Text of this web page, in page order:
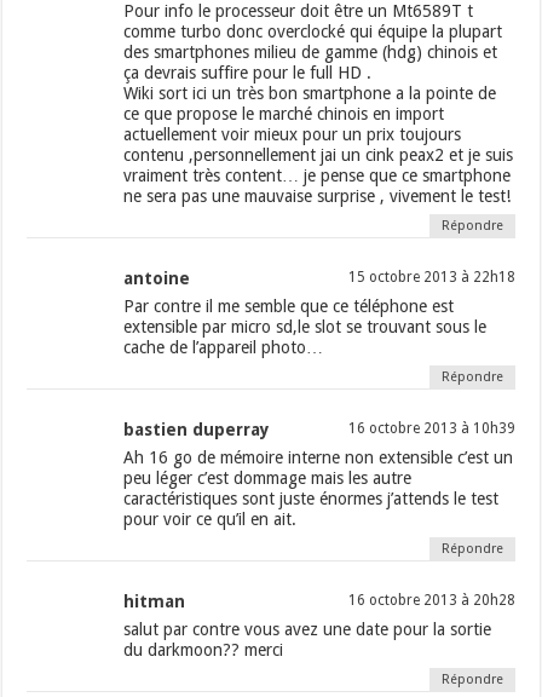
Pour info le processeur doit être un Mt6589T t
comme turbo donc overclocké qui équipe la plupart
des smartphones milieu de gamme (hdg) chinois et
ça devrais suffire pour le full HD .
Wiki sort ici un très bon smartphone a la pointe de
ce que propose le marché chinois en import
actuellement voir mieux pour un prix toujours
contenu ,personnellement jai un cink peax2 et je suis
vraiment très content… je pense que ce smartphone
ne sera pas une mauvaise surprise , vivement le test!
Répondre
antoine 15 octobre 2013 à 22h18
Par contre il me semble que ce téléphone est
extensible par micro sd,le slot se trouvant sous le
cache de l’appareil photo…
Répondre
bastien duperray 16 octobre 2013 à 10h39
Ah 16 go de mémoire interne non extensible c’est un
peu léger c’est dommage mais les autre
caractéristiques sont juste énormes j’attends le test
pour voir ce qu’il en ait.
Répondre
hitman 16 octobre 2013 à 20h28
salut par contre vous avez une date pour la sortie
du darkmoon?? merci
Répondre